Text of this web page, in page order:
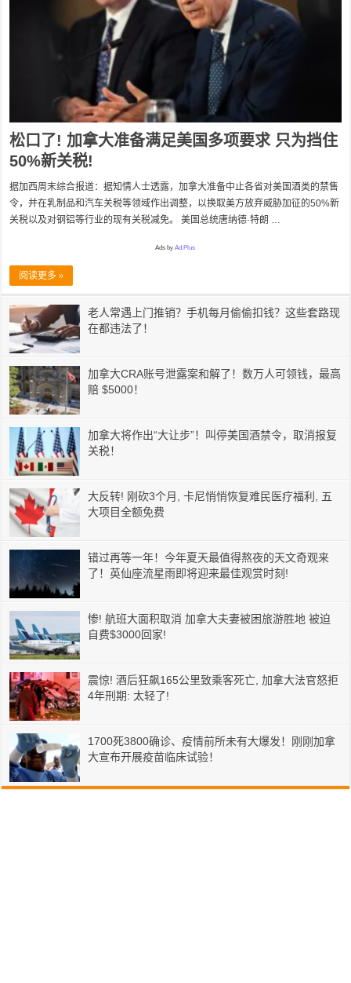
松口了! 加拿大准备满足美国多项要求 只为挡住
50%新关税!
据加西周末综合报道：据知情人士透露，加拿大准备中止各省对美国酒类的禁售
令，并在乳制品和汽车关税等领域作出调整，以换取美方放弃威胁加征的50%新
关税以及对钢铝等行业的现有关税减免。 美国总统唐纳德·特朗 …
Ads byAd.Plus
阅读更多 »
老人常遇上门推销？手机每月偷偷扣钱？这些套路现
在都违法了！
加拿大CRA账号泄露案和解了！数万人可领钱，最高
赔 $5000！
加拿大将作出“大让步”！叫停美国酒禁令，取消报复
关税！
大反转! 刚砍3个月, 卡尼悄悄恢复难民医疗福利, 五
大项目全额免费
错过再等一年！今年夏天最值得熬夜的天文奇观来
了！英仙座流星雨即将迎来最佳观赏时刻!
惨! 航班大面积取消 加拿大夫妻被困旅游胜地 被迫
自费$3000回家!
震惊! 酒后狂飙165公里致乘客死亡, 加拿大法官怒拒
4年刑期: 太轻了!
1700死3800确诊、疫情前所未有大爆发！刚刚加拿
大宣布开展疫苗临床试验！